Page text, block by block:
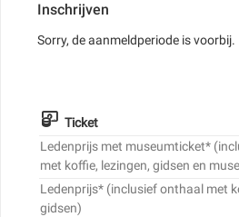
Inschrijven
Sorry, de aanmeldperiode is voorbij.
Ticket
Ledenprijs met museumticket*
met koffie, lezingen, gidsen en
Ledenprijs* (inclusief onthaal met
gidsen)